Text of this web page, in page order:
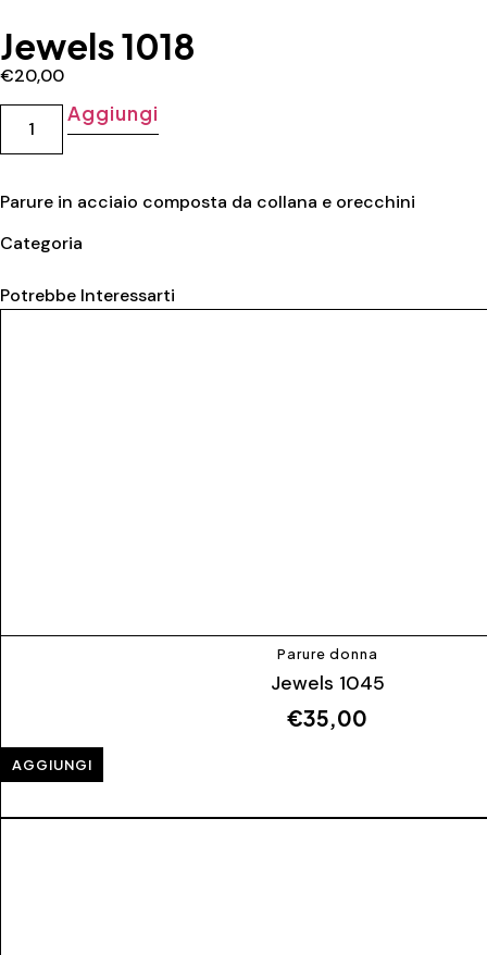
Jewels 1018
€20,00
Aggiungi
Parure in acciaio composta da collana e orecchini
Categoria
Potrebbe Interessarti
Parure donna
Jewels 1045
€35,00
AGGIUNGI